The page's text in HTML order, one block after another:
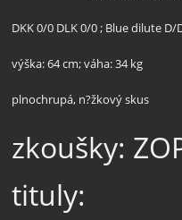
DKK 0/0 DLK 0/0 ; Blue dilute D/
výška: 64 cm; váha: 34 kg
plnochrupá, n?žkový skus
zkoušky:
tituly: